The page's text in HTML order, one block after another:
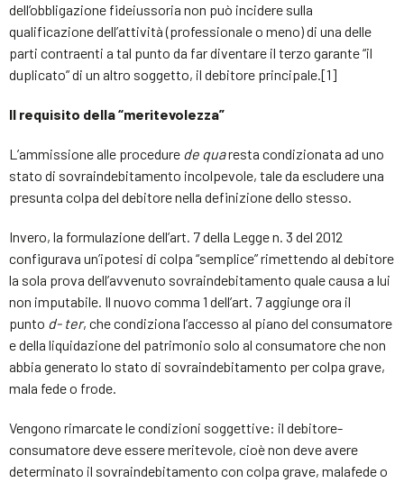
dell’obbligazione fideiussoria non può incidere sulla
qualificazione dell’attività (professionale o meno) di una delle
parti contraenti a tal punto da far diventare il terzo garante “il
duplicato” di un altro soggetto, il debitore principale.[1]
Il requisito della “meritevolezza”
L’ammissione alle procedure de quaresta condizionata ad uno
stato di sovraindebitamento incolpevole, tale da escludere una
presunta colpa del debitore nella definizione dello stesso.
Invero, la formulazione dell’art. 7 della Legge n. 3 del 2012
configurava un’ipotesi di colpa “semplice” rimettendo al debitore
la sola prova dell’avvenuto sovraindebitamento quale causa a lui
non imputabile. Il nuovo comma 1 dell’art. 7 aggiunge ora il
punto d- ter, che condiziona l’accesso al piano del consumatore
e della liquidazione del patrimonio solo al consumatore che non
abbia generato lo stato di sovraindebitamento per colpa grave,
mala fede o frode.
Vengono rimarcate le condizioni soggettive: il debitore-
consumatore deve essere meritevole, cioè non deve avere
determinato il sovraindebitamento con colpa grave, malafede o